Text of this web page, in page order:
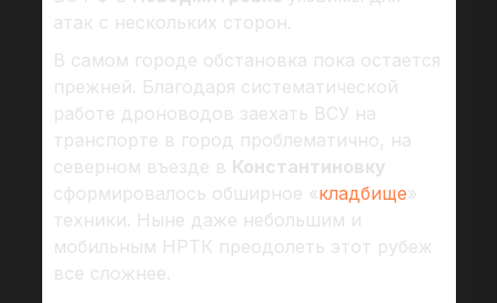
атак с нескольких сторон.
В самом городе обстановка пока остается
прежней. Благодаря систематической
работе дроноводов заехать ВСУ на
транспорте в город проблематично, на
северном въезде в Константиновку
сформировалось обширное «кладбище»
техники. Ныне даже небольшим и
мобильным НРТК преодолеть этот рубеж
все сложнее.